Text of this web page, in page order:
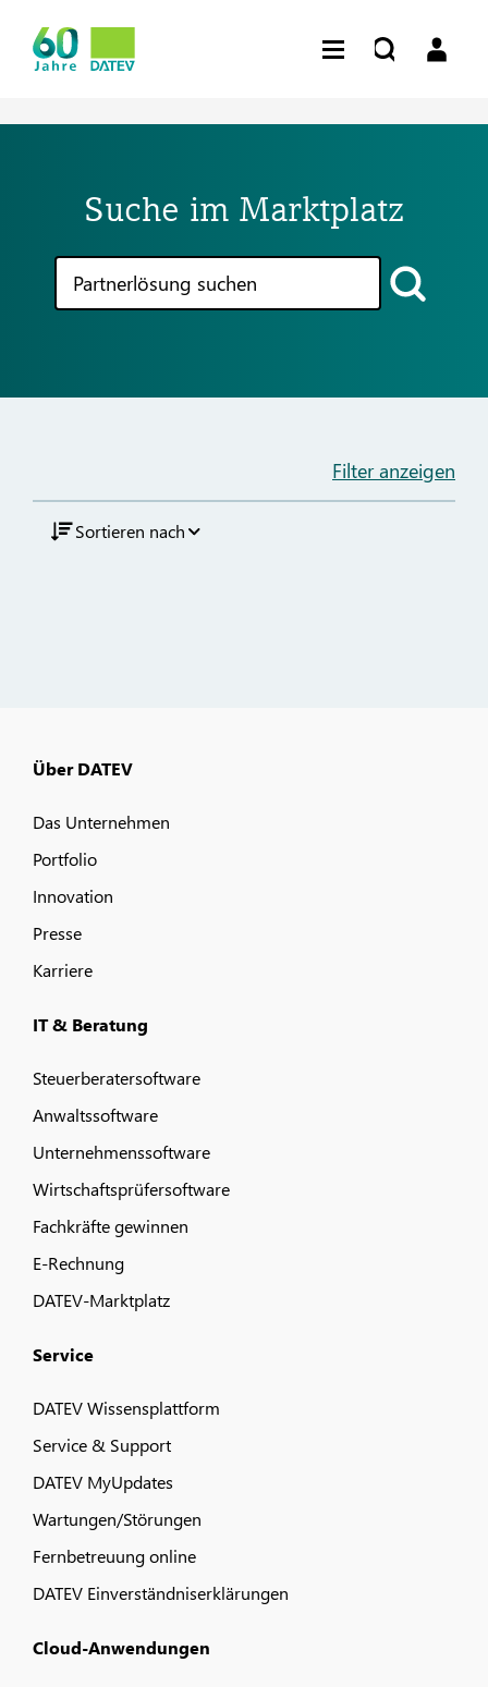
Suche im Marktplatz
Filter anzeigen
Sortieren nach
Über DATEV
Das Unternehmen
Portfolio
Innovation
Presse
Karriere
IT & Beratung
Steuerberatersoftware
Anwaltssoftware
Unternehmenssoftware
Wirtschaftsprüfersoftware
Fachkräfte gewinnen
E-Rechnung
DATEV-Marktplatz
Service
DATEV Wissensplattform
Service & Support
DATEV MyUpdates
Wartungen/Störungen
Fernbetreuung online
DATEV Einverständniserklärungen
Cloud-Anwendungen